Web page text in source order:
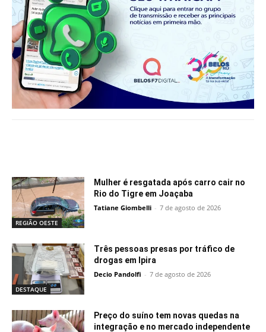
REGIÃO OESTE
Mulher é resgatada após carro cair no
Rio do Tigre em Joaçaba
Tatiane Giombelli - 7 de agosto de 2026
DESTAQUE
Três pessoas presas por tráfico de
drogas em Ipira
Decio Pandolfi - 7 de agosto de 2026
Preço do suíno tem novas quedas na
integração e no mercado independente